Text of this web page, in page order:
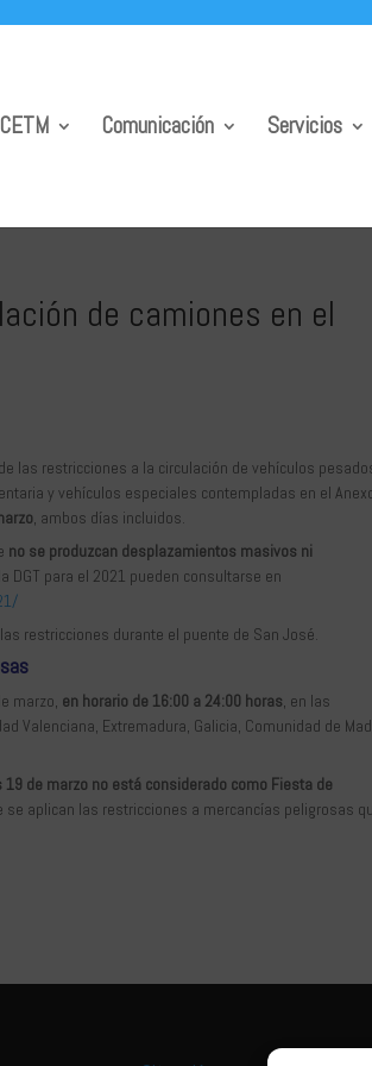
CETM Comunicación Servicios
de camiones en el
las restricciones a la circulación de vehículos
y vehículos especiales contempladas en el
, ambos días incluidos.
no se produzcan desplazamientos masivos ni
DGT para el 2021 pueden consultarse en
restricciones durante el puente de San José.
marzo, en horario de 16:00 a 24:00 horas, en las
Valenciana, Extremadura, Galicia, Comunidad de
19 de marzo no está considerado como Fiesta de
aplican las restricciones a mercancías peligrosas